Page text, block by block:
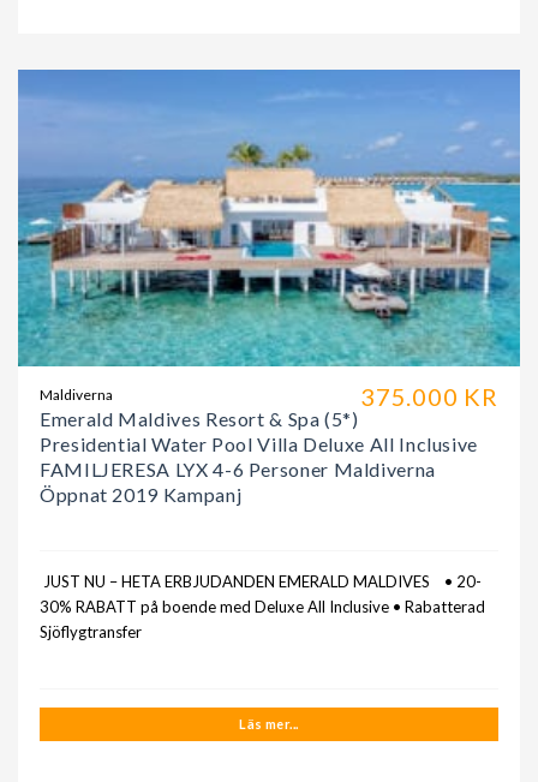
375.000 KR
Maldiverna
Emerald Maldives Resort & Spa (5*)
Presidential Water Pool Villa Deluxe All Inclusive
FAMILJERESA LYX 4-6 Personer Maldiverna
Öppnat 2019 Kampanj
JUST NU – HETA ERBJUDANDEN EMERALD MALDIVES • 20-
30% RABATT på boende med Deluxe All Inclusive • Rabatterad
Sjöflygtransfer
Läs mer...